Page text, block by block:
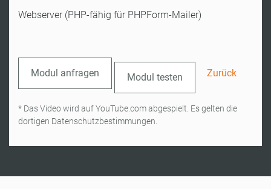
Webserver (PHP-fähig für PHPForm-Mailer)
Modul anfragen Modul testen Zurück
* Das Video wird auf YouTube.com abgespielt. Es gelten die
dortigen Datenschutzbestimmungen.